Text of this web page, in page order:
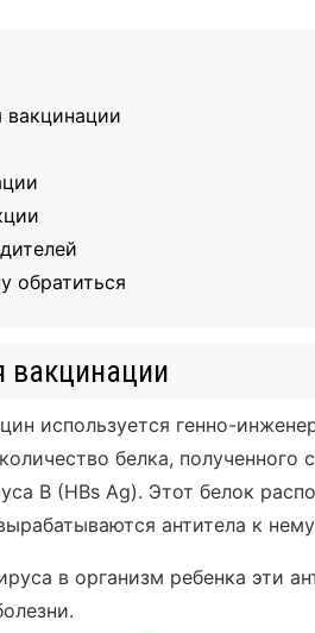
вакцинации
обратиться
вакцинации
используется генно-
белка,
В (НВs Ag). Этот белок
антитела к
в организм ребенка эти